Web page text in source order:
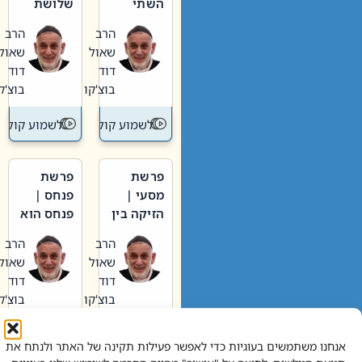
אנחנו משתמשים בעוגיות כדי לאפשר פעילות תקינה של האתר ולנתח את
וערב של
חיינו
הרב
שאול
דוד
בוצ'קו
לשמוע קול תורה – מדרש
האבות
הרב
שאול
דוד
בוצ'קו
לשמוע קול
פרשת
מסעי |
הזיקה בין
הגדול לעם הרב
שאול
דוד
בוצ'קו
לשמוע קול תורה – מדרש
פרשת
פנחס |
פנחס הוא
אליהו: בין
קנאות
הורסת
לקנאות
בונה
הרב
שאול
דוד
בוצ'קו
לשמוע קול